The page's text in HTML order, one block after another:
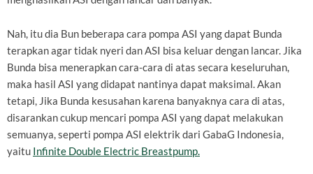
Nah, itu dia Bun beberapa cara pompa ASI yang dapat Bunda
terapkan agar tidak nyeri dan ASI bisa keluar dengan lancar. Jika
Bunda bisa menerapkan cara-cara di atas secara keseluruhan,
maka hasil ASI yang didapat nantinya dapat maksimal. Akan
tetapi, Jika Bunda kesusahan karena banyaknya cara di atas,
disarankan cukup mencari pompa ASI yang dapat melakukan
semuanya, seperti pompa ASI elektrik dari GabaG Indonesia,
yaitu Infinite Double Electric Breastpump.